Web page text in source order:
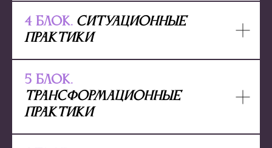
4 блок. Ситуационные
практики
5 блок.
Трансформационные
практики